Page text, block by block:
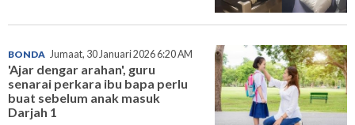
BONDA Jumaat, 30 Januari 2026 6:20 AM
'Ajar dengar arahan', guru
senarai perkara ibu bapa perlu
buat sebelum anak masuk
Darjah 1